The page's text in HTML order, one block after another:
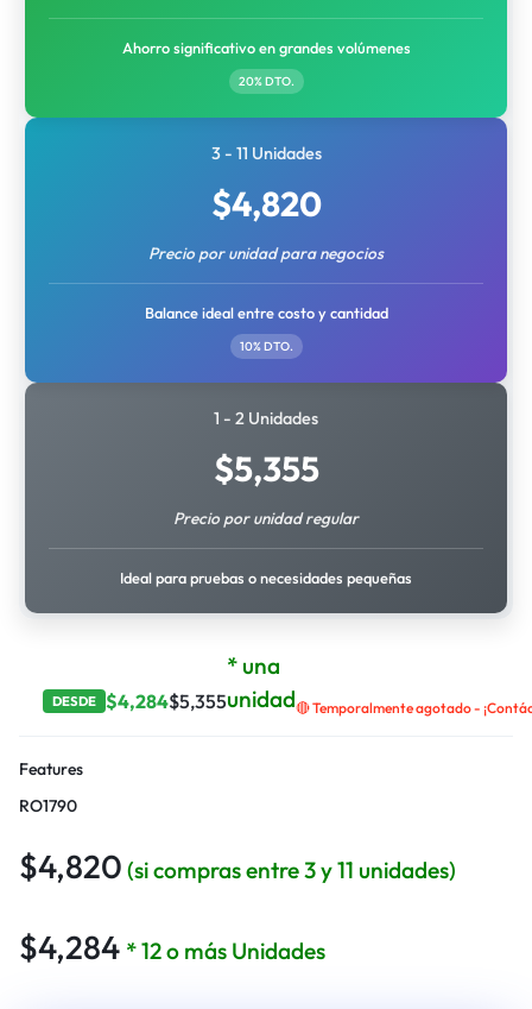
Ahorro significativo en grandes volúmenes
20% DTO.
3 - 11 Unidades
$4,820
Precio por unidad para negocios
Balance ideal entre costo y cantidad
10% DTO.
1 - 2 Unidades
$5,355
Precio por unidad regular
Ideal para pruebas o necesidades pequeñas
DESDE $4,284$5,355
* una
unidad🔴 Temporalmente agotado -
Features
RO1790
$4,820 (si compras entre 3 y 11 unidades)
$4,284 * 12 o más Unidades